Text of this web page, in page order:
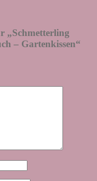
„Schmetterling
– Gartenkissen“